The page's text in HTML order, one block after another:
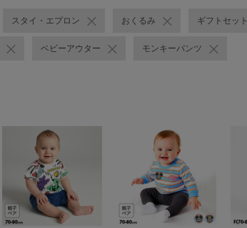
スタイ・エプロン おくるみ ギフトセット
ベビーアウター モンキーパンツ